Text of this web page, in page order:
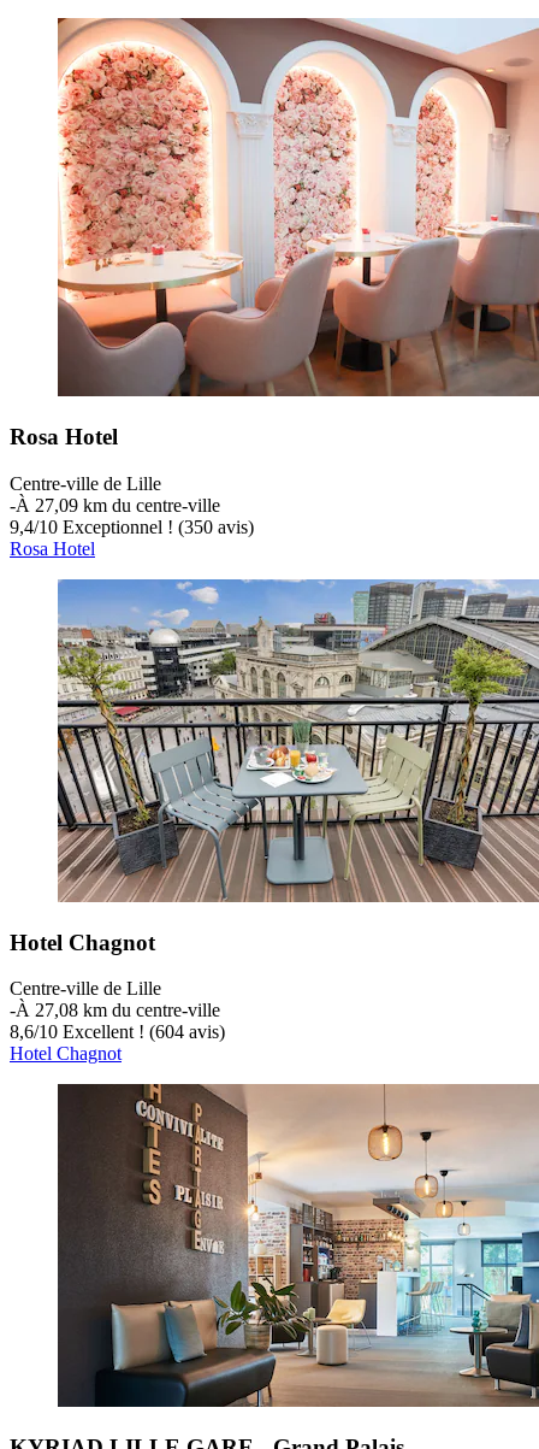
Rosa Hotel
Centre-ville de Lille
‐À 27,09 km du centre-ville
9,4/10 Exceptionnel ! (350 avis)
Rosa Hotel
Hotel Chagnot
Centre-ville de Lille
‐À 27,08 km du centre-ville
8,6/10 Excellent ! (604 avis)
Hotel Chagnot